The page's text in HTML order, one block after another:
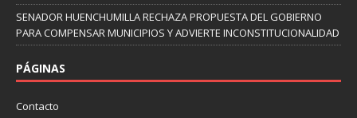
SENADOR HUENCHUMILLA RECHAZA PROPUESTA DEL GOBIERNO
PARA COMPENSAR MUNICIPIOS Y ADVIERTE INCONSTITUCIONALIDAD
PÁGINAS
Contacto